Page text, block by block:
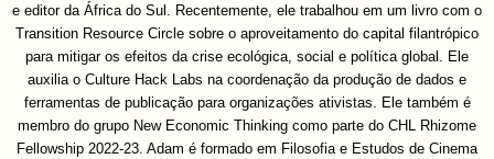
e editor da África do Sul. Recentemente, ele trabalhou em um livro com o
Transition Resource Circle sobre o aproveitamento do capital filantrópico
para mitigar os efeitos da crise ecológica, social e política global. Ele
auxilia o Culture Hack Labs na coordenação da produção de dados e
ferramentas de publicação para organizações ativistas. Ele também é
membro do grupo New Economic Thinking como parte do CHL Rhizome
Fellowship 2022-23. Adam é formado em Filosofia e Estudos de Cinema